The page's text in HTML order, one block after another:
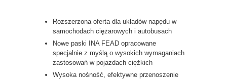
Rozszerzona oferta dla układów napędu w
samochodach ciężarowych i autobusach
Nowe paski INA FEAD opracowane
specjalnie z myślą o wysokich wymaganiach
zastosowań w pojazdach ciężkich
Wysoka nośność, efektywne przenoszenie